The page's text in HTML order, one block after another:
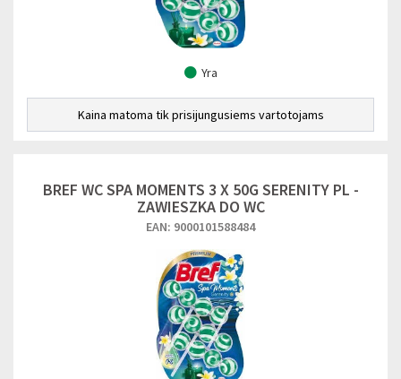
Yra
Kaina matoma tik prisijungusiems vartotojams
BREF WC SPA MOMENTS 3 X 50G SERENITY PL -
ZAWIESZKA DO WC
EAN: 9000101588484